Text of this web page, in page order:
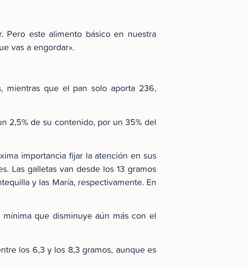
Pero este alimento básico en nuestra
vas a engordar».
mientras que el pan solo aporta 236,
2,5% de su contenido, por un 35% del
importancia fijar la atención en sus
Las galletas van desde los 13 gramos
y las María, respectivamente. En
que disminuye aún más con el
los 6,3 y los 8,3 gramos, aunque es